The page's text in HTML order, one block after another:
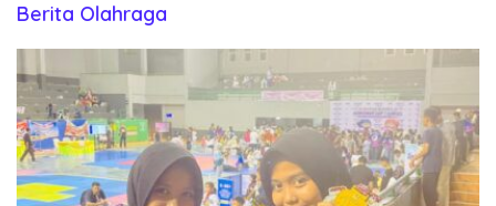
Berita Olahraga